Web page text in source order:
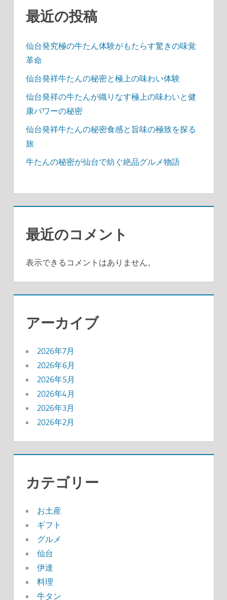
最近の投稿
仙台発究極の牛たん体験がもたらす驚きの味覚
革命
仙台発祥牛たんの秘密と極上の味わい体験
仙台発祥の牛たんが織りなす極上の味わいと健
康パワーの秘密
仙台発祥牛たんの秘密食感と旨味の極致を探る
旅
牛たんの秘密が仙台で紡ぐ絶品グルメ物語
最近のコメント
表示できるコメントはありません。
アーカイブ
2026年7月
2026年6月
2026年5月
2026年4月
2026年3月
2026年2月
カテゴリー
お土産
ギフト
グルメ
仙台
伊達
料理
牛タン